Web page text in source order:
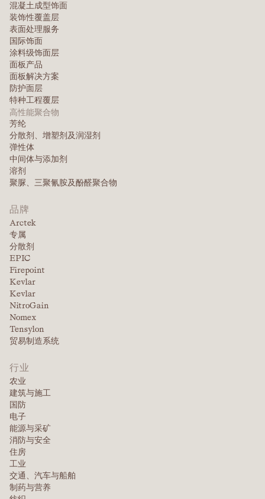
混凝土成型饰面
装饰性覆盖层
表面处理服务
国际饰面
涂料级饰面层
面板产品
面板解决方案
防护面层
特种工程覆层
高性能聚合物
芳纶
分散剂、增塑剂及润湿剂
弹性体
中间体与添加剂
溶剂
聚脲、三聚氰胺及酚醛聚合物
品牌
Arctek
专属
分散剂
EPIC
Firepoint
Kevlar
Kevlar
NitroGain
Nomex
Tensylon
贸易制造系统
行业
农业
建筑与施工
国防
电子
能源与采矿
消防与安全
住房
工业
交通、汽车与船舶
制药与营养